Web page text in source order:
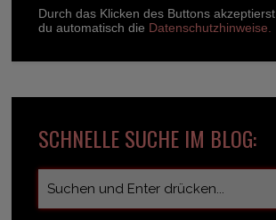
Durch das Klicken des Buttons akzeptierst
du automatisch die Datenschutzhinweise.
SCHNELLE SUCHE IM BLOG: